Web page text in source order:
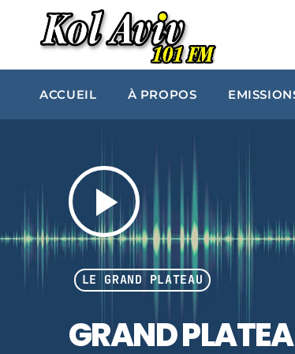
ACCUEIL À PROPOS
play_arrow
LE GRAND PLATEAU
GRAND